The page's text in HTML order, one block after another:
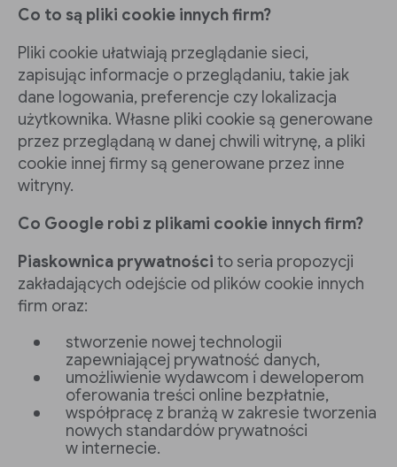
Co to są pliki cookie innych firm?
Pliki cookie ułatwiają przeglądanie sieci,
zapisując informacje o przeglądaniu, takie jak
dane logowania, preferencje czy lokalizacja
użytkownika. Własne pliki cookie są generowane
przez przeglądaną w danej chwili witrynę, a pliki
cookie innej firmy są generowane przez inne
witryny.
Co Google robi z plikami cookie innych firm?
Piaskownica prywatności to seria propozycji
zakładających odejście od plików cookie innych
firm oraz:
stworzenie nowej technologii
zapewniającej prywatność danych,
umożliwienie wydawcom i deweloperom
oferowania treści online bezpłatnie,
współpracę z branżą w zakresie tworzenia
nowych standardów prywatności
w internecie.